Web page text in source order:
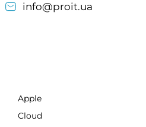
info@proit.ua
Apple
Cloud